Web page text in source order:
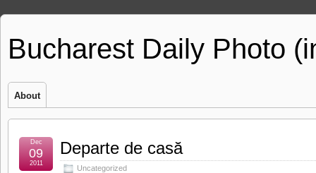
Bucharest Daily Photo
About
Departe de casă
Uncategorized
Dec
09
2011